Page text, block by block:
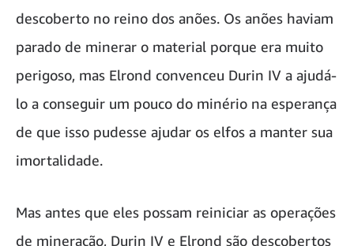
descoberto no reino dos anões. Os anões haviam
parado de minerar o material porque era muito
perigoso, mas Elrond convenceu Durin IV a ajudá-
lo a conseguir um pouco do minério na esperança
de que isso pudesse ajudar os elfos a manter sua
imortalidade.
Mas antes que eles possam reiniciar as operações
de mineração, Durin IV e Elrond são descobertos